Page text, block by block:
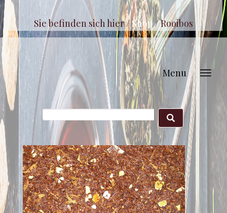
Sie befinden sich hier /Shop /Rooibos
Menu